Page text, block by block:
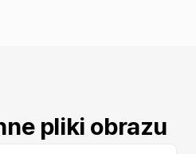
pliki obrazu